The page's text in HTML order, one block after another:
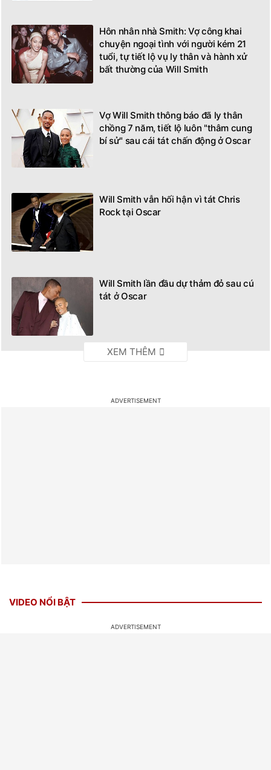
Hôn nhân nhà Smith: Vợ công khai
chuyện ngoại tình với người kém 21
tuổi, tự tiết lộ vụ ly thân và hành xử
bất thường của Will Smith
Vợ Will Smith thông báo đã ly thân
chồng 7 năm, tiết lộ luôn "thâm cung
bí sử" sau cái tát chấn động ở Oscar
Will Smith vẫn hối hận vì tát Chris
Rock tại Oscar
Will Smith lần đầu dự thảm đỏ sau cú
tát ở Oscar
VIDEO NỔI BẬT